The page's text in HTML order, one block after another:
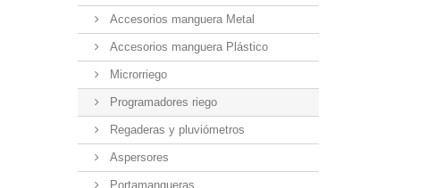
Accesorios manguera Metal
Accesorios manguera Plástico
Microrriego
Programadores riego
Regaderas y pluviómetros
Aspersores
Portamangueras